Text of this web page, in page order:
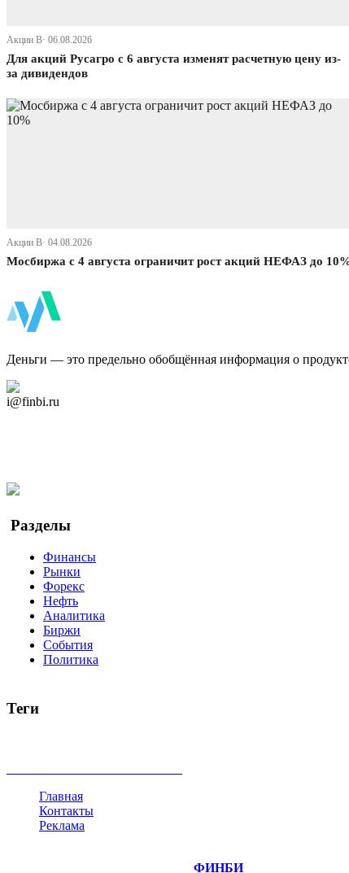
Акции В· 06.08.2026
Для акций Русагро с 6 августа изменят расчетную цену из-
за дивидендов
Акции В· 04.08.2026
Мосбиржа с 4 августа ограничит рост акций НЕФАЗ до
Деньги — это предельно обобщённая информация о
i@finbi.ru
Разделы
Финансы
Рынки
Форекс
Нефть
Аналитика
Биржи
События
Политика
Теги
Главная
Контакты
Реклама
ФИНБИ.РУ"